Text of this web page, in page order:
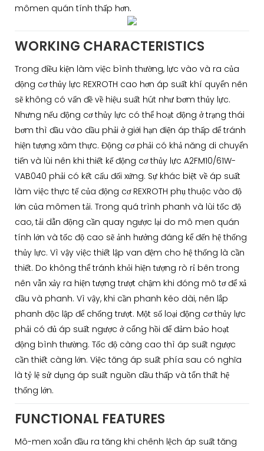
mômen quán tính thấp hơn.
WORKING CHARACTERISTICS
Trong điều kiện làm việc bình thường, lực vào và ra của
động cơ thủy lực REXROTH cao hơn áp suất khí quyển nên
sẽ không có vấn đề về hiệu suất hút như bơm thủy lực.
Nhưng nếu động cơ thủy lực có thể hoạt động ở trạng thái
bơm thì đầu vào dầu phải ở giới hạn điện áp thấp để tránh
hiện tượng xâm thực. Động cơ phải có khả năng di chuyển
tiến và lùi nên khi thiết kế động cơ thủy lực A2FM10/61W-
VAB040 phải có kết cấu đối xứng. Sự khác biệt về áp suất
làm việc thực tế của động cơ REXROTH phụ thuộc vào độ
lớn của mômen tải. Trong quá trình phanh và lùi tốc độ
cao, tải dẫn động cần quay ngược lại do mô men quán
tính lớn và tốc độ cao sẽ ảnh hưởng đáng kể đến hệ thống
thủy lực. Vì vậy việc thiết lập van đệm cho hệ thống là cần
thiết. Do không thể tránh khỏi hiện tượng rò rỉ bên trong
nên vẫn xảy ra hiện tượng trượt chậm khi đóng mô tơ để xả
dầu và phanh. Vì vậy, khi cần phanh kéo dài, nên lắp
phanh độc lập để chống trượt. Một số loại động cơ thủy lực
phải có đủ áp suất ngược ở cổng hồi để đảm bảo hoạt
động bình thường. Tốc độ càng cao thì áp suất ngược
cần thiết càng lớn. Việc tăng áp suất phía sau có nghĩa
là tỷ lệ sử dụng áp suất nguồn dầu thấp và tổn thất hệ
thống lớn.
FUNCTIONAL FEATURES
Mô-men xoắn đầu ra tăng khi chênh lệch áp suất tăng